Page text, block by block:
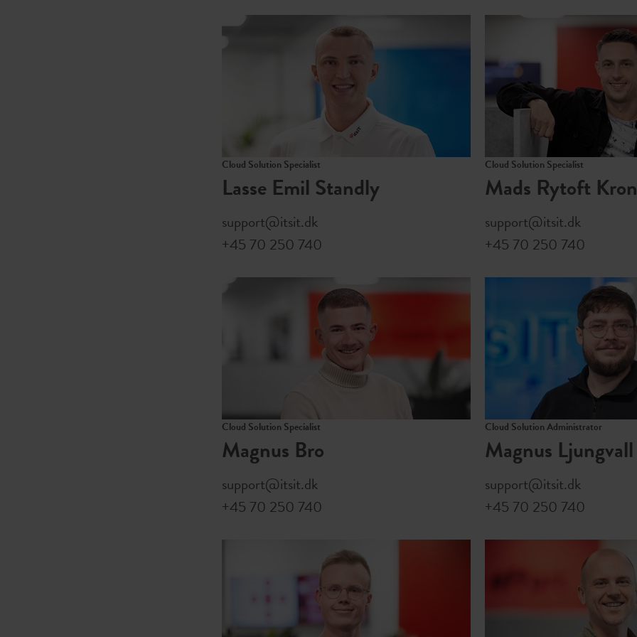
Cloud Solution Specialist
Lasse Emil Standly
support@itsit.dk
+45 70 250 740
Cloud Solution Specialist
Mads Rytoft
support@itsit.dk
+45 70 250 740
Cloud Solution Specialist
Magnus Bro
support@itsit.dk
+45 70 250 740
Cloud Solution Administrator
Magnus
support@itsit.dk
+45 70 250 740